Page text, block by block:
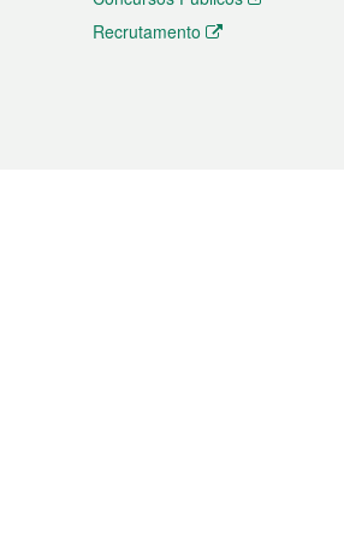
Recrutamento